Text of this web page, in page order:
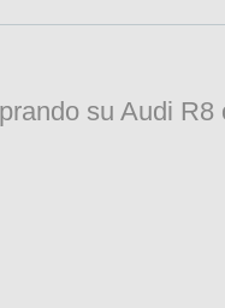
su Audi